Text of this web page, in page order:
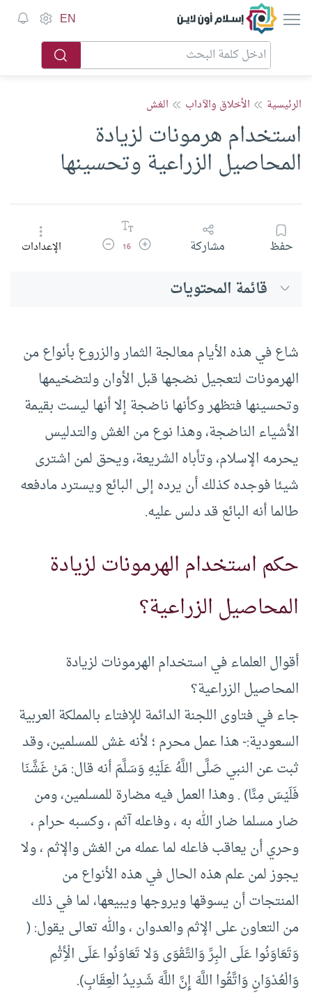
إسلام أون لاين EN
الرئيسية الأخلاق والآداب الغش
استخدام هرمونات لزيادة
المحاصيل الزراعية وتحسينها
حفظ مشاركة زيادة حجم الخط
16 تقليل حجم الخطالإعدادات
قائمة المحتويات
شاع في هذه الأيام معالجة الثمار والزروع بأنواع من
الهرمونات لتعجيل نضجها قبل الأوان ولتضخيمها
وتحسينها فتظهر وكأنها ناضجة إلا أنها ليست بقيمة
الأشياء الناضجة، وهذا نوع من الغش والتدليس
يحرمه الإسلام، وتأباه الشريعة، ويحق لمن اشترى
شيئا فوجده كذلك أن يرده إلى البائع ويسترد مادفعه
طالما أنه البائع قد دلس عليه.
حكم استخدام الهرمونات لزيادة
المحاصيل الزراعية؟
أقوال العلماء في استخدام الهرمونات لزيادة
المحاصيل الزراعية؟
جاء في فتاوى اللجنة الدائمة للإفتاء بالمملكة العربية
السعودية:- هذا عمل محرم ؛ لأنه غش للمسلمين، وقد
ثبت عن النبي صَلَّى اللَّهُ عَلَيْهِ وَسَلَّمَ أنه قال: مَنْ غَشَّنَا
فَلَيْسَ مِنَّا) . وهذا العمل فيه مضارة للمسلمين، ومن
ضار مسلما ضار الله به ، وفاعله آثم ، وكسبه حرام ،
وحري أن يعاقب فاعله لما عمله من الغش والإثم ، ولا
يجوز لمن علم هذه الحال في هذه الأنواع من
المنتجات أن يسوقها ويروجها ويبيعها، لما في ذلك
من التعاون على الإثم والعدوان ، والله تعالى يقول: (
وَتَعَاوَنُوا عَلَى الْبِرِّ وَالتَّقْوَى وَلا تَعَاوَنُوا عَلَى الْأِثْمِ
وَالْعُدْوَانِ وَاتَّقُوا اللَّهَ إِنَّ اللَّهَ شَدِيدُ الْعِقَابِ).